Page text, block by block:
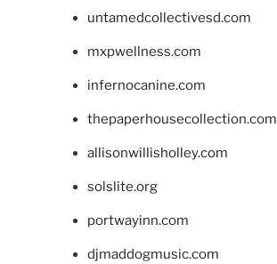
untamedcollectivesd.com
mxpwellness.com
infernocanine.com
thepaperhousecollection.com
allisonwillisholley.com
solslite.org
portwayinn.com
djmaddogmusic.com